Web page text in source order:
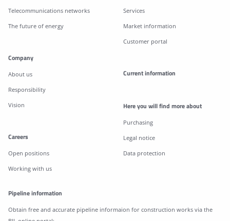
Telecommunications networks
The future of energy
Services
Market information
Customer portal
Company
About us
Responsibility
Vision
Careers
Open positions
Working with us
Current information
Here you will find more about
Purchasing
Legal notice
Data protection
Pipeline information
Obtain free and accurate pipeline informaion for construction works via the